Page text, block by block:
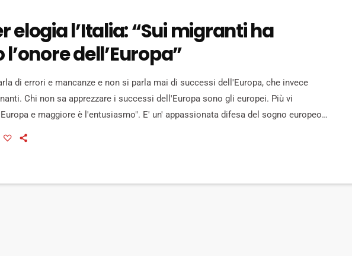
elogia l’Italia: “Sui migranti ha
dell’Europa”
di errori e mancanze e non si parla mai di successi dell'Europa, che invece
Chi non sa apprezzare i successi dell'Europa sono gli europei. Più vi
e maggiore è l'entusiasmo". E' un' appassionata difesa del sogno europeo